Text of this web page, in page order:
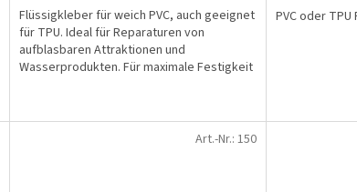
Flüssigkleber für weich PVC, auch geeignet
für TPU. Ideal für Reparaturen von
aufblasbaren Attraktionen und
Wasserprodukten. Für maximale Festigkeit
PVC oder TPU
Art.-Nr.: 150